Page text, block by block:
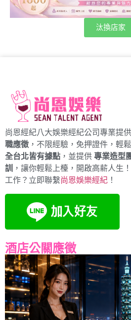
汰換店家
尚恩經紀八大娛樂經紀公司專業提供
職應徵 ，不限經驗，免押證件，輕
全台北皆有據點 ，並提供 專業造型
訓
，讓你輕鬆上檯，開啟高薪人生
工作？立即聯繫尚恩娛樂經紀 ！
酒店公關應徵